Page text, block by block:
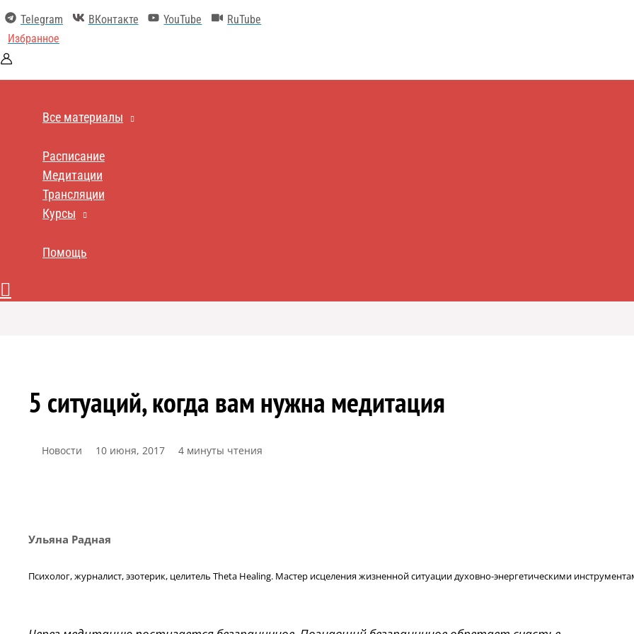
содержимому
Telegram ВКонтакте YouTube
RuTube
Избранное
Все материалы
Расписание
Медитации
Трансляции
Курсы
Помощь
Поиск
5 ситуаций, когда вам нужна медитация
Новости 10 июня, 2017 4 минуты чтения
Ульяна Радная
Психолог, журналист, эзотерик, целитель Theta Healing. Мастер исцеления жизненной ситуации духовно-энергетическими